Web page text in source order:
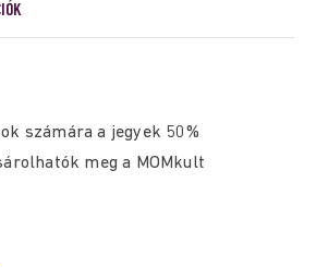
számára a jegyek 50%
meg a MOMkult